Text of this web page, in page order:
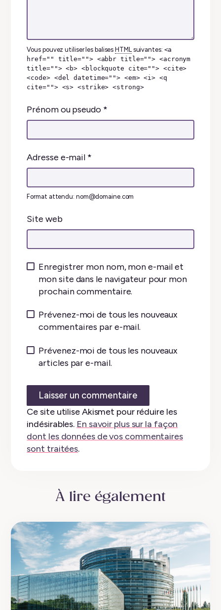
Vous pouvez utiliser les balisesHTML suivantes: <a
href="" title=""> <abbr title=""> <acronym
title=""> <b> <blockquote cite=""> <cite>
<code> <del datetime=""> <em> <i> <q
cite=""> <s> <strike> <strong>
Prénom ou pseudo *
Adresse e-mail *
Format attendu: nom@domaine.com
Site web
Enregistrer mon nom, mon e-mail et
mon site dans le navigateur pour mon
prochain commentaire.
Prévenez-moi de tous les nouveaux
commentaires par e-mail.
Prévenez-moi de tous les nouveaux
articles par e-mail.
Ce site utilise Akismet pour réduire les
indésirables. En savoir plus sur la façon
dont les données de vos commentaires
sont traitées.
À lire également